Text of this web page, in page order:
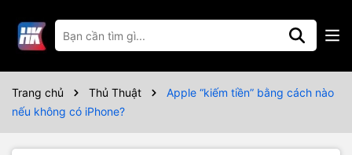
Trang chủ Thủ Thuật
Apple “kiếm tiền” bằng cách nào
nếu không có iPhone?